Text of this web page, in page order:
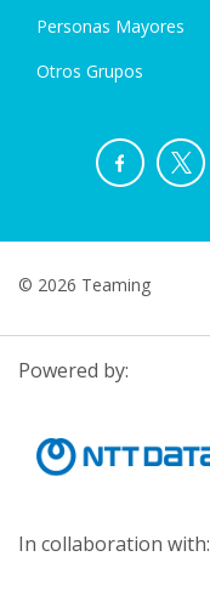
Personas Mayores
Otros Grupos
© 2026 Teaming
Powered by:
In collaboration with: